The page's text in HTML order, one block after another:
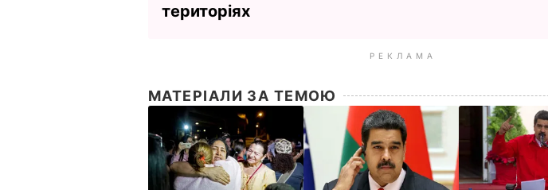
територіях
РЕКЛАМА
МАТЕРІАЛИ ЗА ТЕМОЮ